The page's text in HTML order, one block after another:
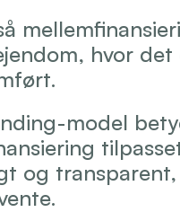
hvor
model
og